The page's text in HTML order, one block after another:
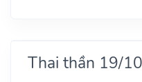
Thai thần 19/